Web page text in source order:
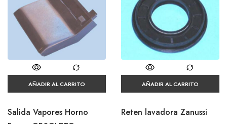
AÑADIR AL CARRITO
Salida Vapores Horno
AÑADIR AL CARRITO
Reten lavadora Zanussi